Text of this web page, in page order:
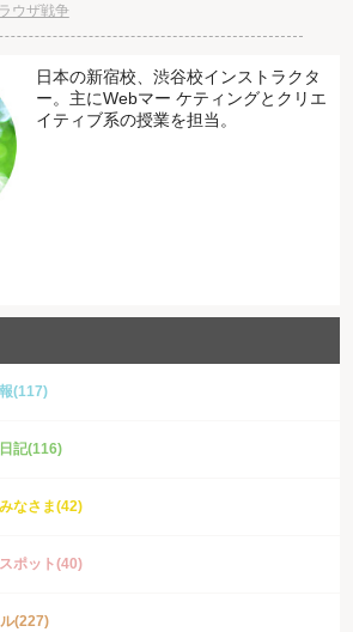
ウザ戦争
日本の新宿校、渋谷校インストラクタ
ー。主にWebマー ケティングとクリエ
イティブ系の授業を担当。
(117)
記(116)
なさま(42)
ポット(40)
(227)